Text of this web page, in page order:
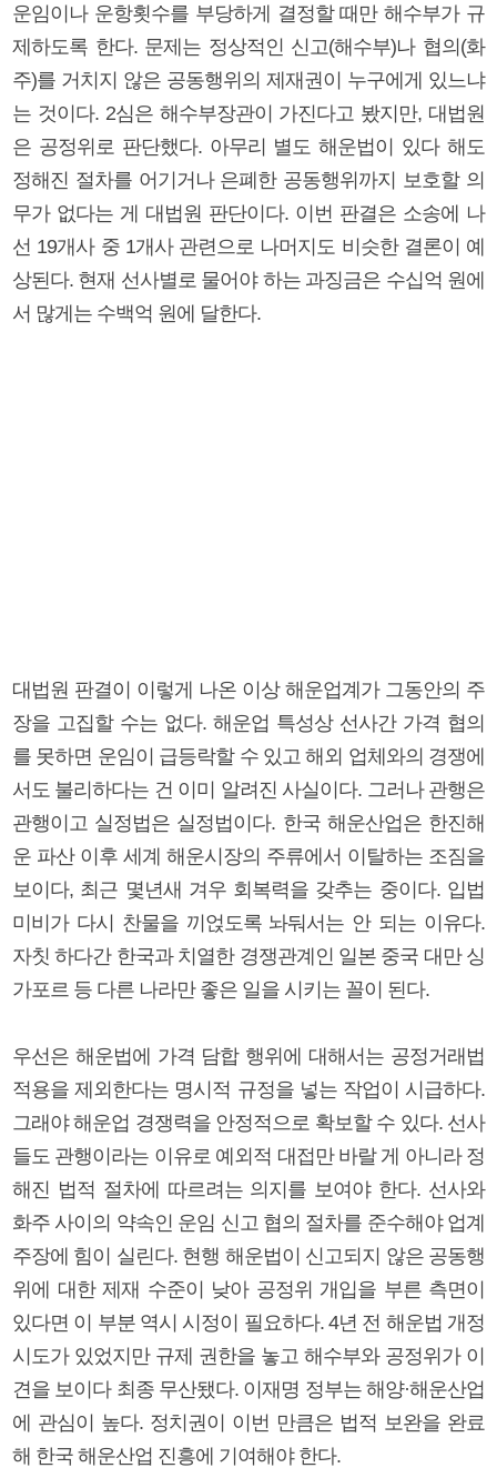
운임이나 운항횟수를 부당하게 결정할 때만 해수부가 규
제하도록 한다. 문제는 정상적인 신고(해수부)나 협의(화
주)를 거치지 않은 공동행위의 제재권이 누구에게 있느냐
는 것이다. 2심은 해수부장관이 가진다고 봤지만, 대법원
은 공정위로 판단했다. 아무리 별도 해운법이 있다 해도
정해진 절차를 어기거나 은폐한 공동행위까지 보호할 의
무가 없다는 게 대법원 판단이다. 이번 판결은 소송에 나
선 19개사 중 1개사 관련으로 나머지도 비슷한 결론이 예
상된다. 현재 선사별로 물어야 하는 과징금은 수십억 원에
서 많게는 수백억 원에 달한다.
대법원 판결이 이렇게 나온 이상 해운업계가 그동안의 주
장을 고집할 수는 없다. 해운업 특성상 선사간 가격 협의
를 못하면 운임이 급등락할 수 있고 해외 업체와의 경쟁에
서도 불리하다는 건 이미 알려진 사실이다. 그러나 관행은
관행이고 실정법은 실정법이다. 한국 해운산업은 한진해
운 파산 이후 세계 해운시장의 주류에서 이탈하는 조짐을
보이다, 최근 몇년새 겨우 회복력을 갖추는 중이다. 입법
미비가 다시 찬물을 끼얹도록 놔둬서는 안 되는 이유다.
자칫 하다간 한국과 치열한 경쟁관계인 일본 중국 대만 싱
가포르 등 다른 나라만 좋은 일을 시키는 꼴이 된다.
우선은 해운법에 가격 담합 행위에 대해서는 공정거래법
적용을 제외한다는 명시적 규정을 넣는 작업이 시급하다.
그래야 해운업 경쟁력을 안정적으로 확보할 수 있다. 선사
들도 관행이라는 이유로 예외적 대접만 바랄 게 아니라 정
해진 법적 절차에 따르려는 의지를 보여야 한다. 선사와
화주 사이의 약속인 운임 신고 협의 절차를 준수해야 업계
주장에 힘이 실린다. 현행 해운법이 신고되지 않은 공동행
위에 대한 제재 수준이 낮아 공정위 개입을 부른 측면이
있다면 이 부분 역시 시정이 필요하다. 4년 전 해운법 개정
시도가 있었지만 규제 권한을 놓고 해수부와 공정위가 이
견을 보이다 최종 무산됐다. 이재명 정부는 해양·해운산업
에 관심이 높다. 정치권이 이번 만큼은 법적 보완을 완료
해 한국 해운산업 진흥에 기여해야 한다.